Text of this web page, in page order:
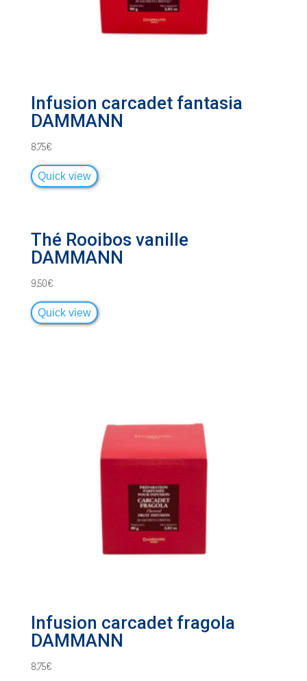
Infusion carcadet fantasia
DAMMANN
8,75€
Quick view
Thé Rooibos vanille
DAMMANN
9,50€
Quick view
Infusion carcadet fragola
DAMMANN
8,75€